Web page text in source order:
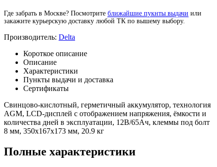
Где забрать в Москве? Посмотрите ближайшие пукнты выдачи или
закажите курьерскую доставку любой ТК по вышему выбору.
Производитель: Delta
Короткое описание
Описание
Характеристики
Пункты выдачи и доставка
Сертификаты
Свинцово-кислотный, герметичный аккумулятор, технология
AGM, LCD-дисплей с отображением напряжения, ёмкости и
количества дней в эксплуатации, 12В/65Ач, клеммы под болт
8 мм, 350х167х173 мм, 20.9 кг
Полные характеристики